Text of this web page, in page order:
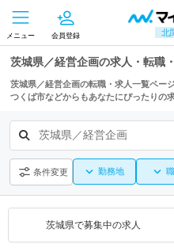
北
メニュー 会員登録
茨城県／経営企画の求人・転職
茨城県／経営企画の転職・求人一覧ペー
つくば市などからもあなたにぴったりの
茨城県／経営企画
条件変更 勤務地
茨城県で募集中の求人